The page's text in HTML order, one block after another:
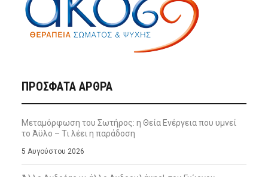
ΠΡΌΣΦΑΤΑ ΆΡΘΡΑ
Μεταμόρφωση του Σωτήρος: η Θεία Ενέργεια που υμνεί
το Άϋλο – Τι λέει η παράδοση
5 Αυγούστου 2026